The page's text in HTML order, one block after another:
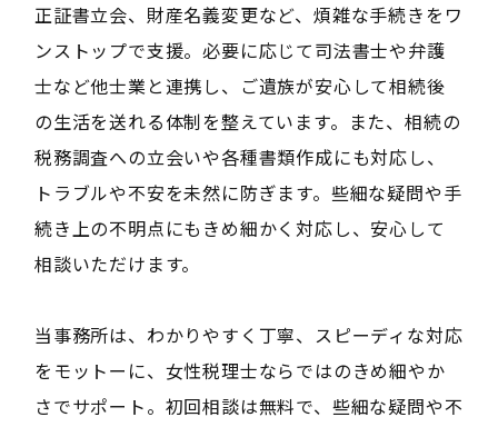
正証書立会、財産名義変更など、煩雑な手続きをワ
ンストップで支援。必要に応じて司法書士や弁護
士など他士業と連携し、ご遺族が安心して相続後
の生活を送れる体制を整えています。また、相続の
税務調査への立会いや各種書類作成にも対応し、
トラブルや不安を未然に防ぎます。些細な疑問や手
続き上の不明点にもきめ細かく対応し、安心して
相談いただけます。
当事務所は、わかりやすく丁寧、スピーディな対応
をモットーに、女性税理士ならではのきめ細やか
さでサポート。初回相談は無料で、些細な疑問や不